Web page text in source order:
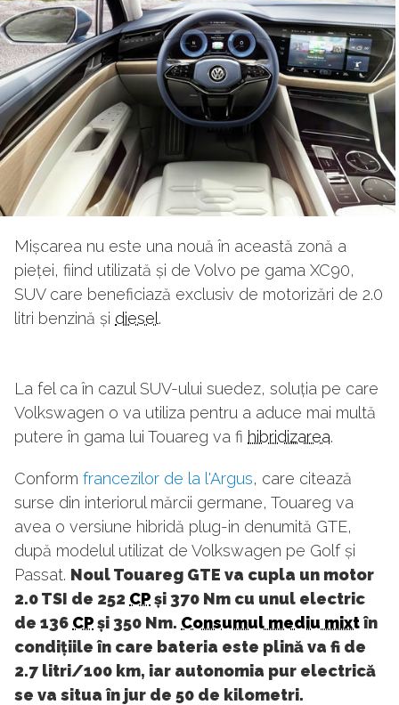
Mișcarea nu este una nouă în această zonă a
pieței, fiind utilizată și de Volvo pe gama XC90,
SUV care beneficiază exclusiv de motorizări de 2.0
litri benzină și diesel .
La fel ca în cazul SUV-ului suedez, soluția pe care
Volkswagen o va utiliza pentru a aduce mai multă
putere în gama lui Touareg va fi hibridizarea.
Conform francezilor de la l'Argus, care citează
surse din interiorul mărcii germane, Touareg va
avea o versiune hibridă plug-in denumită GTE,
după modelul utilizat de Volkswagen pe Golf și
Passat. Noul Touareg GTE va cupla un motor
2.0 TSI de 252 CPși 370 Nm cu unul electric
de 136 CPși 350 Nm. Consumul mediu mixtîn
condițiile în care bateria este plină va fi de
2.7 litri/100 km, iar autonomia pur electrică
se va situa în jur de 50 de kilometri.